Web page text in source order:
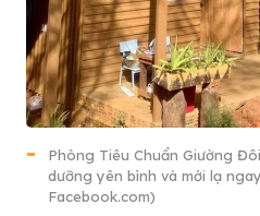
Phòng Tiêu Chuẩn Giường
dưỡng yên bình và mới lạ
Facebook.com)